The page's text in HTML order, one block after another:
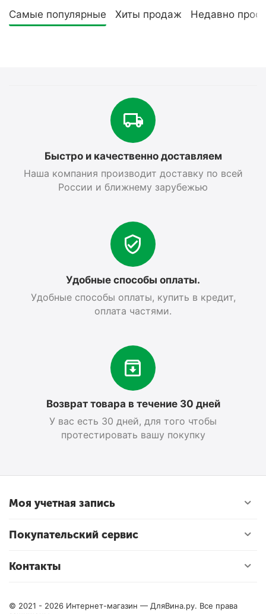
Самые популярные Хиты продаж Недавно
Быстро и качественно доставляем
Наша компания производит доставку по всей
России и ближнему зарубежью
Удобные способы оплаты.
Удобные способы оплаты, купить в кредит,
оплата частями.
Возврат товара в течение 30 дней
У вас есть 30 дней, для того чтобы
протестировать вашу покупку
Моя учетная запись
Покупательский сервис
Контакты
© 2021 - 2026 Интернет-магазин — ДляВина.ру. Все права